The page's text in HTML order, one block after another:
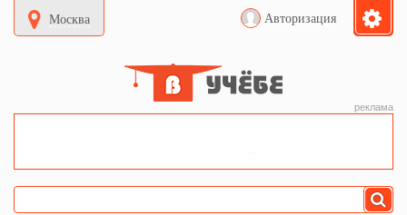
Москва Авторизация
реклама